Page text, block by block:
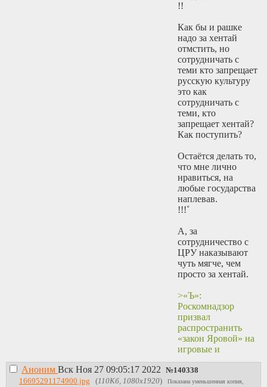
!!
Как бы и рашке
надо за хентай
отмстить, но
сотрудничать с
теми кто запрещает
русскую культуру
это как
сотрудничать с
теми, кто
запрещает хентай?
Как поступить?
Остаётся делать то,
что мне лично
нравиться, на
любые государства
наплевав.
!!!˚
А, за
сотрудничество с
ЦРУ наказывают
чуть мягче, чем
просто за хентай.
>«Ъ»:
Роскомнадзор
призвал
распространить
«закон Яровой» на
игровые и
стриминговые
сервисы
https://m.lenta.ru/
Аноним Вск Ноя 27 09:05:17 2022 №140338
16695291174900.jpg (110Кб, 1080x1920)
Показана уменьшенная копия,